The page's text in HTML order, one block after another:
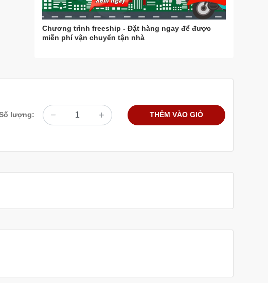
Chương trình freeship - Đặt hàng ngay để được
miễn phí vận chuyển tận nhà
lượng: THÊM VÀO GIỎ